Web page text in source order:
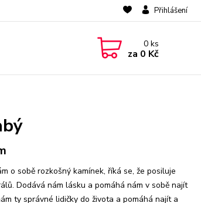
Přihlášení
0 ks
za 0 Kč
o sobě rozkošný kamínek, říká se, že posiluje
Dodává nám lásku a pomáhá nám v sobě najít
ty správné lidičky do života a pomáhá najít a